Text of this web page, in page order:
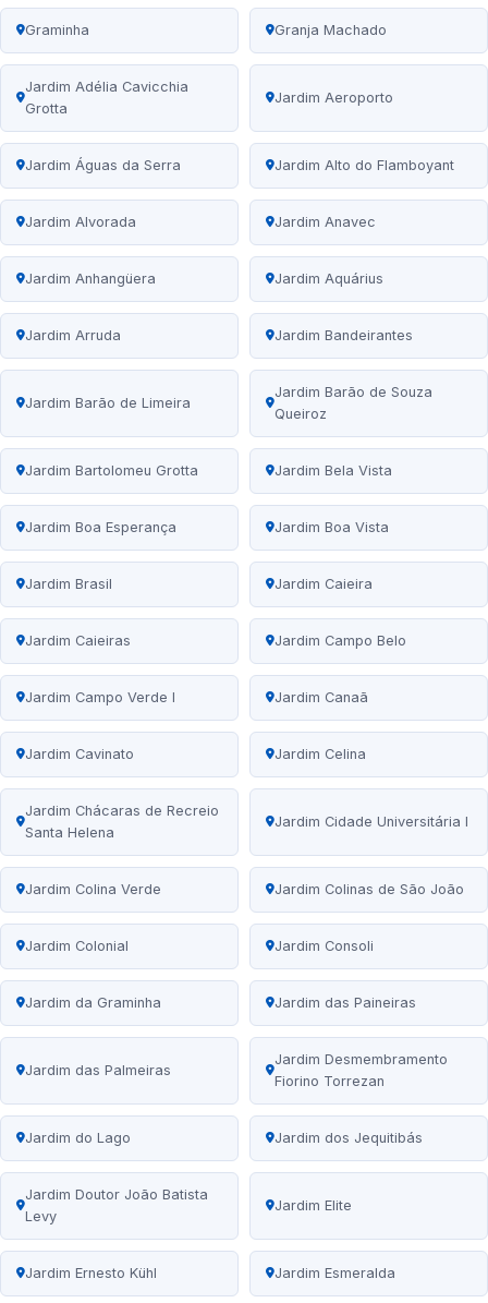
Graminha Granja Machado
Jardim Adélia Cavicchia
Grotta
Jardim Aeroporto
Jardim Águas da Serra Jardim Alto do Flamboyant
Jardim Alvorada Jardim Anavec
Jardim Anhangüera Jardim Aquárius
Jardim Arruda Jardim Bandeirantes
Jardim Barão de Limeira
Jardim Barão de Souza
Queiroz
Jardim Bartolomeu Grotta Jardim Bela Vista
Jardim Boa Esperança Jardim Boa Vista
Jardim Brasil Jardim Caieira
Jardim Caieiras Jardim Campo Belo
Jardim Campo Verde I Jardim Canaã
Jardim Cavinato Jardim Celina
Jardim Chácaras de Recreio
Santa Helena
Jardim Cidade Universitária I
Jardim Colina Verde Jardim Colinas de São João
Jardim Colonial Jardim Consoli
Jardim da Graminha Jardim das Paineiras
Jardim das Palmeiras
Jardim Desmembramento
Fiorino Torrezan
Jardim do Lago Jardim dos Jequitibás
Jardim Doutor João Batista
Levy
Jardim Elite
Jardim Ernesto Kühl Jardim Esmeralda